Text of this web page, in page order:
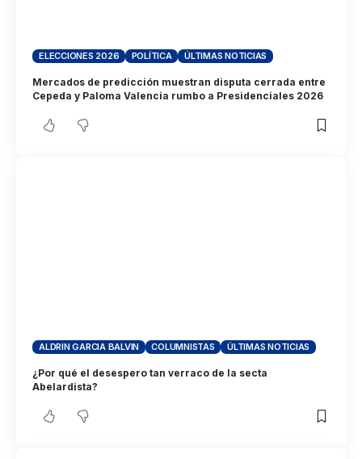
ELECCIONES 2026 POLÍTICA ÚLTIMAS NOTICIAS
Mercados de predicción muestran disputa cerrada entre
Cepeda y Paloma Valencia rumbo a Presidenciales 2026
ALDRIN GARCIA BALVIN COLUMNISTAS ÚLTIMAS NOTICIAS
¿Por qué el desespero tan verraco de la secta
Abelardista?